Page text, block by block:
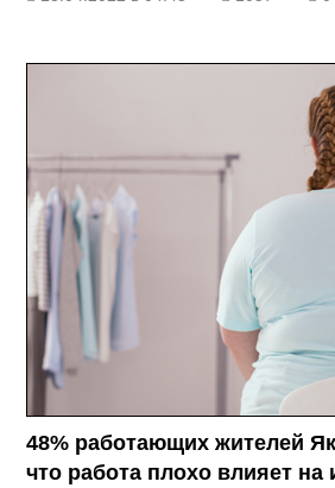
48% работающих жителей
что работа плохо влияет на